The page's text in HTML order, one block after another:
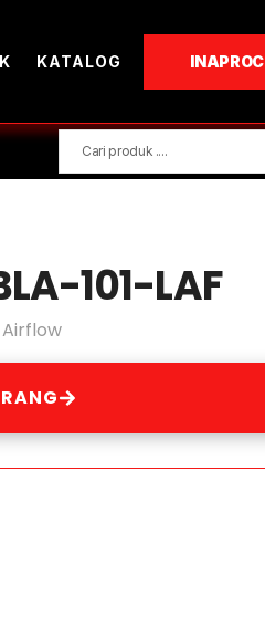
KATALOG INAPROC
101-LAF